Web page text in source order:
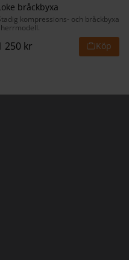
bråckbyxa
kompressions- och bråckbyxa
250 kr